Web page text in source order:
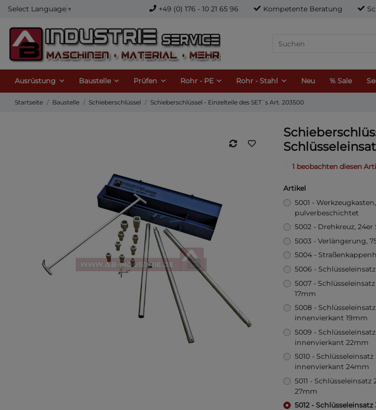
Select Language ▼ +49 (0) 176 - 10 21 65 96 Kompetente Beratung
Ausrüstung Baustelle Prüfen Rohr - PE Rohr - Stahl Neu % Sale
Startseite Baustelle Schieberschlüssel Schieberschlüssel - Einzelteile des SET´s Art. 203500
1 beobachten diesen
Artikel
5001 - Werkzeugkasten,
pulverbeschichtet
5002 - Drehkreuz, 24er
5003 - Verlängerung,
5004 -
5006 -
5007 -
17mm
5008 - Schlüsseleinsatz
innenvierkant 19mm
5009 - Schlüsseleinsatz
innenvierkant 22mm
5010 - Schlüsseleinsatz
innenvierkant 24mm
5011 - Schlüsseleinsatz
27mm
5012 -